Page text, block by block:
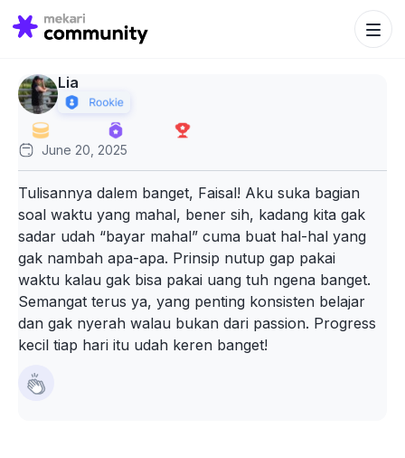
Search
for:
Search
Lia
June 20, 2025
Tulisannya dalem banget, Faisal! Aku suka bagian
soal waktu yang mahal, bener sih, kadang kita gak
sadar udah “bayar mahal” cuma buat hal-hal yang
gak nambah apa-apa. Prinsip nutup gap pakai
waktu kalau gak bisa pakai uang tuh ngena banget.
Semangat terus ya, yang penting konsisten belajar
dan gak nyerah walau bukan dari passion. Progress
kecil tiap hari itu udah keren banget!